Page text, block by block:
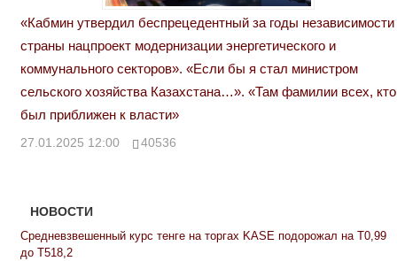
«Кабмин утвердил беспрецедентный за годы независимости
страны нацпроект модернизации энергетического и
коммунального секторов». «Если бы я стал министром
сельского хозяйства Казахстана…». «Там фамилии всех, кто
был приближен к власти»
27.01.2025 12:00 40536
НОВОСТИ
Средневзвешенный курс тенге на торгах KASE подорожал на Т0,99
до Т518,2